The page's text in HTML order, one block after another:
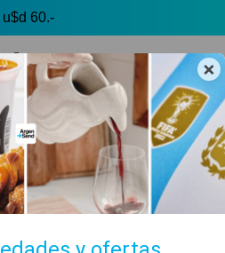
×
60.-
🏷️ Todas las categorías